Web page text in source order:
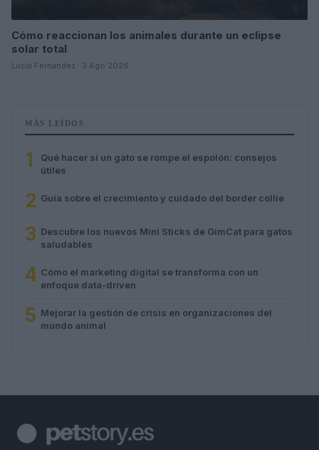
Cómo reaccionan los animales durante un eclipse
solar total
Lucía Fernández · 3 Ago 2026
MÁS LEÍDOS
1
Qué hacer si un gato se rompe el espolón: consejos
útiles
2 Guía sobre el crecimiento y cuidado del border collie
3 Descubre los nuevos Mini Sticks de GimCat para gatos
saludables
4 Cómo el marketing digital se transforma con un
enfoque data-driven
5 Mejorar la gestión de crisis en organizaciones del
mundo animal